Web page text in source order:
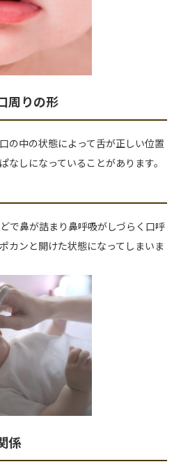
周りの形
の中の状態によって舌が正しい位置
なしになっていることがあります。
で鼻が詰まり鼻呼吸がしづらく口呼
カンと開けた状態になってしまいま
係